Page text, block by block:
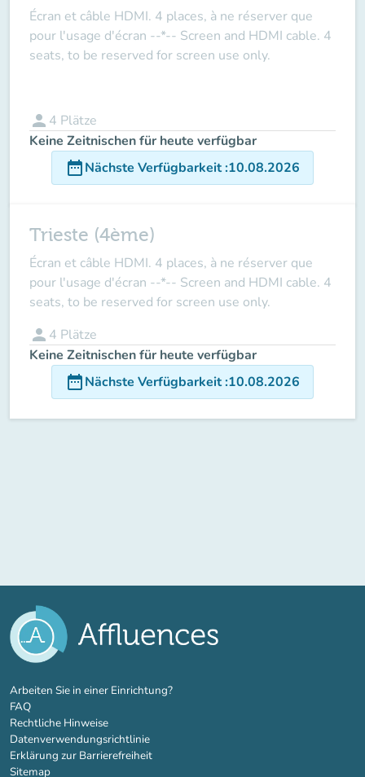
Écran et câble HDMI. 4 places, à ne réserver que
pour l'usage d'écran --*-- Screen and HDMI cable. 4
seats, to be reserved for screen use only.
person 4 Plätze
Keine Zeitnischen für heute verfügbar
date_rangeNächste Verfügbarkeit:10.08.2026
Trieste (4ème)
Écran et câble HDMI. 4 places, à ne réserver que
pour l'usage d'écran --*-- Screen and HDMI cable. 4
seats, to be reserved for screen use only.
person 4 Plätze
Keine Zeitnischen für heute verfügbar
date_rangeNächste Verfügbarkeit:10.08.2026
Arbeiten Sie in einer Einrichtung?(new tab)
FAQ
Rechtliche Hinweise
Datenverwendungsrichtlinie
Erklärung zur Barrierefreiheit
Sitemap